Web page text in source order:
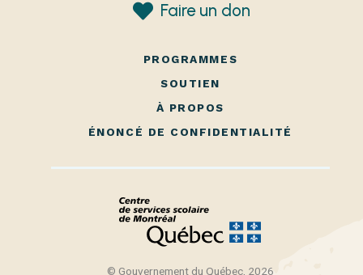
Faire un don
PROGRAMMES
SOUTIEN
À PROPOS
ÉNONCÉ DE CONFIDENTIALITÉ
© Gouvernement du Québec, 2026